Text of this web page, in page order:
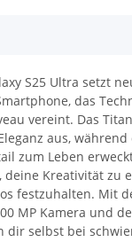
S25 Ultra setzt
das
vereint. Das
aus, während
zum Leben
deine Kreativität zu
festzuhalten. Mit
MP Kamera und
dir selbst bei